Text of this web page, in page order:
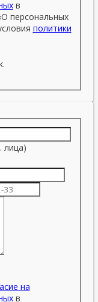
в
персональных
политики
лица)
на
в